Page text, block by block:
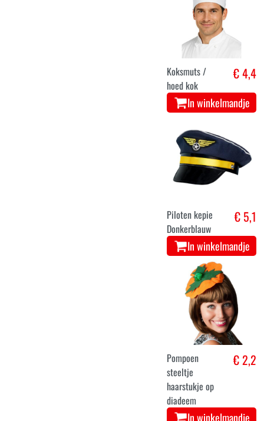
Koksmuts /
hoed kok
€ 4,4
In winkelmandje
Piloten kepie
Donkerblauw
€ 5,1
In winkelmandje
Pompoen
steeltje
haarstukje op
diadeem
€ 2,2
In winkelmandje